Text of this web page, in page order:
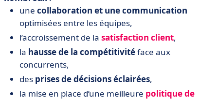
une collaboration et une communication
optimisées entre les équipes,
l’accroissement de la satisfaction client,
la hausse de la compétitivitéface aux
concurrents,
des prises de décisions éclairées,
la mise en place d’une meilleure politique de